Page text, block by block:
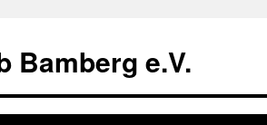
Bamberg e.V.